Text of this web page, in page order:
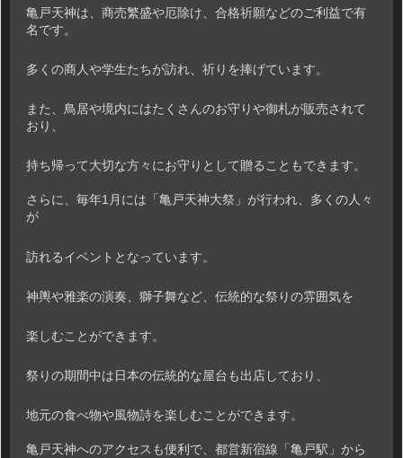
亀戸天神は、商売繁盛や厄除け、合格祈願などのご利益で有
名です。
多くの商人や学生たちが訪れ、祈りを捧げています。
また、鳥居や境内にはたくさんのお守りや御札が販売されて
おり、
持ち帰って大切な方々にお守りとして贈ることもできます。
さらに、毎年1月には「亀戸天神大祭」が行われ、多くの人々
が
訪れるイベントとなっています。
神輿や雅楽の演奏、獅子舞など、伝統的な祭りの雰囲気を
楽しむことができます。
祭りの期間中は日本の伝統的な屋台も出店しており、
地元の食べ物や風物詩を楽しむことができます。
亀戸天神へのアクセスも便利で、都営新宿線「亀戸駅」から